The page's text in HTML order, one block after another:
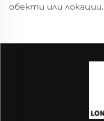
обекти или локации.